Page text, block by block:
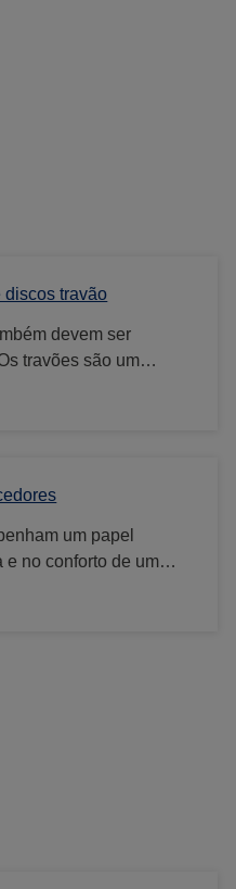
discos travão
devem ser
travões são um
a segurança de um
Na oficina auto
um papel
e no conforto de um
do sistema de
do veículo.